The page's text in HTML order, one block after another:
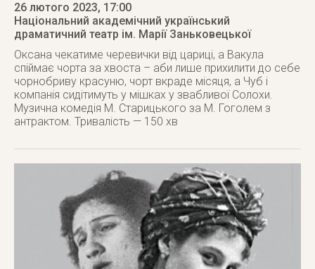
26 лютого 2023, 17:00
Національний академічний український
драматичний театр ім. Марії Заньковецької
Оксана чекатиме черевички від цариці, а Вакула
спіймає чорта за хвоста – аби лише прихилити до себе
чорнобриву красуню, чорт вкраде місяця, а Чуб і
компанія сидітимуть у мішках у звабливої Солохи.
Музична комедія М. Старицького за М. Гоголем з
антрактом. Тривалість — 150 хв